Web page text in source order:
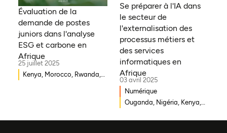
Morocco, Malawi, Tchad,
Évaluation de la
demande de postes
juniors dans l'analyse
ESG et carbone en
Afrique
25 juillet 2025
Kenya, Morocco, Rwanda,
du Congo, Malawi, Gambie,
Se préparer à l'IA dans
le secteur de
l'externalisation des
processus métiers et
des services
informatiques en
Afrique
03 avril 2025
Numérique
Ouganda, Nigéria, Kenya,